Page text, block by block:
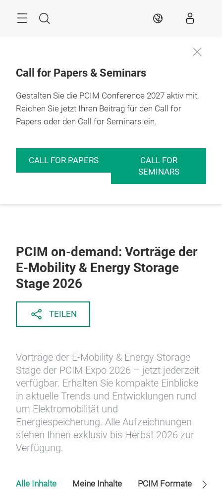
Suche DE
Call for Papers & Seminars
Gestalten Sie die PCIM Conference 2027 aktiv mit.
Reichen Sie jetzt Ihren Beitrag für den Call for
Papers oder den Call for Seminars ein.
CALL FOR PAPERS
CALL FOR
SEMINARS
PCIM on-demand: Vorträge der
E-Mobility & Energy Storage
Stage 2026
TEILEN
Vorträge der E-Mobility & Energy Storage
Stage der PCIM Expo 2026 – jetzt jederzeit
verfügbar. Erhalten Sie kompakte Einblicke
in aktuelle Trends und Entwicklungen rund
um Elektromobilität und
Energiespeicherung. Alle Aufzeichnungen
stehen Ihnen exklusiv bis Herbst 2026 zur
Verfügung.
Alle Inhalte Meine Inhalte PCIM Formate